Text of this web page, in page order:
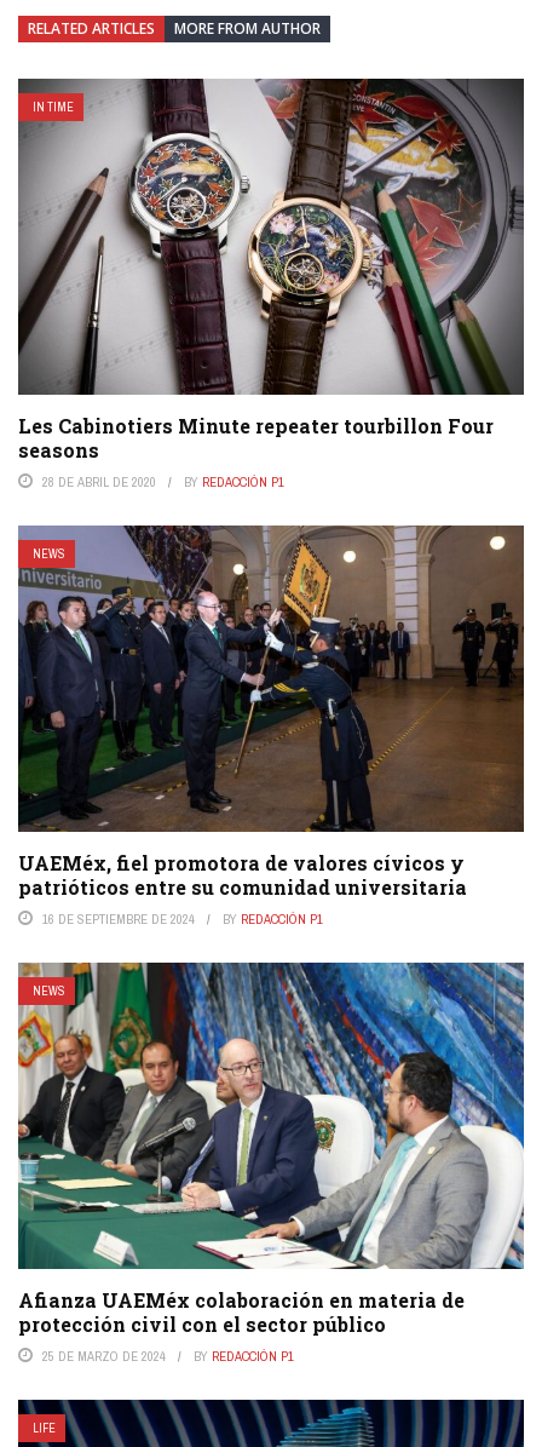
RELATED ARTICLES MORE FROM AUTHOR
IN TIME
Les Cabinotiers Minute repeater tourbillon Four
seasons
28 DE ABRIL DE 2020 BY REDACCIÓN P1
NEWS
UAEMéx, fiel promotora de valores cívicos y
patrióticos entre su comunidad universitaria
16 DE SEPTIEMBRE DE 2024 BY REDACCIÓN P1
NEWS
Afianza UAEMéx colaboración en materia de
protección civil con el sector público
25 DE MARZO DE 2024 BY REDACCIÓN P1
LIFE